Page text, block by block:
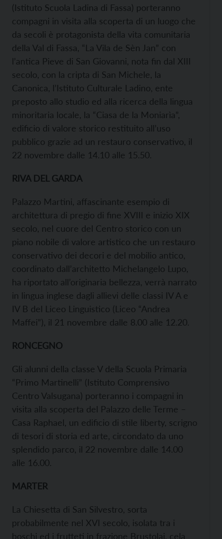
(Istituto Scuola Ladina di Fassa) porteranno
compagni in visita alla scoperta di un luogo che
da secoli è protagonista della vita comunitaria
della Val di Fassa, “La Vila de Sèn Jan” con
l’antica Pieve di San Giovanni, nota fin dal XIII
secolo, con la cripta di San Michele, la
Canonica, l’Istituto Culturale Ladino, ente
preposto allo studio ed alla ricerca della lingua
minoritaria locale, la “Ciasa de la Moniarìa”,
edificio di valore storico restituito all’uso
pubblico grazie ad un restauro conservativo, il
22 novembre dalle 14.10 alle 15.50.
RIVA DEL GARDA
Palazzo Martini, affascinante esempio di
architettura di pregio di fine XVIII e inizio XIX
secolo, nel cuore del Centro storico con un
piano nobile di valore artistico che un restauro
conservativo dei decori e del mobilio antico,
coordinato dall’architetto Michelangelo Lupo,
ha riportato all’originaria bellezza, verrà narrato
in lingua inglese dagli allievi delle classi IV A e
IV B del Liceo Linguistico (Liceo “Andrea
Maffei”), il 21 novembre dalle 8.00 alle 12.20.
RONCEGNO
Gli alunni della classe V della Scuola Primaria
“Primo Martinelli” (Istituto Comprensivo
Centro Valsugana) porteranno i compagni in
visita alla scoperta del Palazzo delle Terme –
Casa Raphael, un edificio di stile liberty, scrigno
di tesori di storia ed arte, circondato da uno
splendido parco, il 22 novembre dalle 14.00
alle 16.00.
MARTER
La Chiesetta di San Silvestro, sorta
probabilmente nel XVI secolo, isolata tra i
boschi ed i frutteti in frazione Brustolai, cela